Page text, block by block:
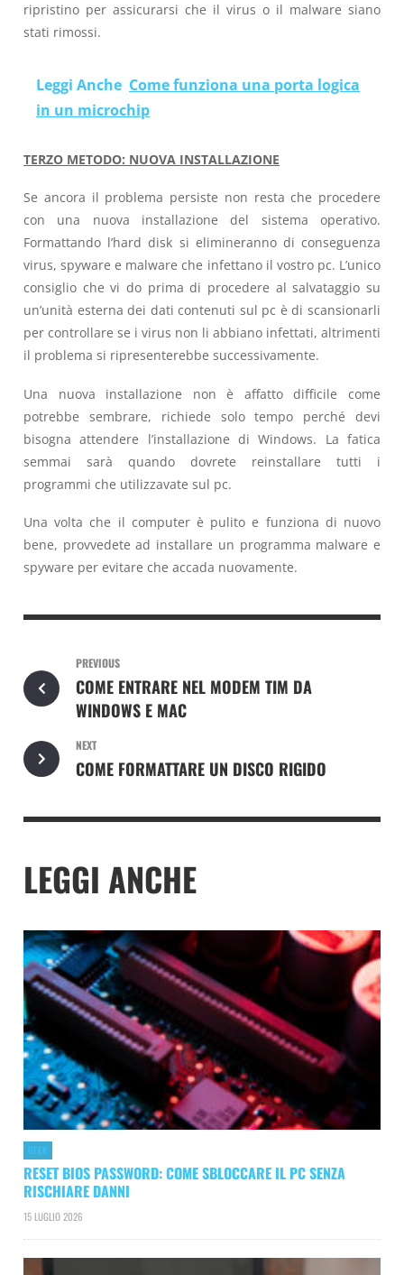
ripristino per assicurarsi che il virus o il malware siano
stati rimossi.
Leggi Anche Come funziona una porta logica
in un microchip
TERZO METODO: NUOVA INSTALLAZIONE
Se ancora il problema persiste non resta che procedere
con una nuova installazione del sistema operativo.
Formattando l’hard disk si elimineranno di conseguenza
virus, spyware e malware che infettano il vostro pc. L’unico
consiglio che vi do prima di procedere al salvataggio su
un’unità esterna dei dati contenuti sul pc è di scansionarli
per controllare se i virus non li abbiano infettati, altrimenti
il problema si ripresenterebbe successivamente.
Una nuova installazione non è affatto difficile come
potrebbe sembrare, richiede solo tempo perché devi
bisogna attendere l’installazione di Windows. La fatica
semmai sarà quando dovrete reinstallare tutti i
programmi che utilizzavate sul pc.
Una volta che il computer è pulito e funziona di nuovo
bene, provvedete ad installare un programma malware e
spyware per evitare che accada nuovamente.
PREVIOUS
COME ENTRARE NEL MODEM TIM DA
WINDOWS E MAC
NEXT
COME FORMATTARE UN DISCO RIGIDO
LEGGI ANCHE
GEEK
RESET BIOS PASSWORD: COME SBLOCCARE IL PC SENZA
RISCHIARE DANNI
15 LUGLIO 2026